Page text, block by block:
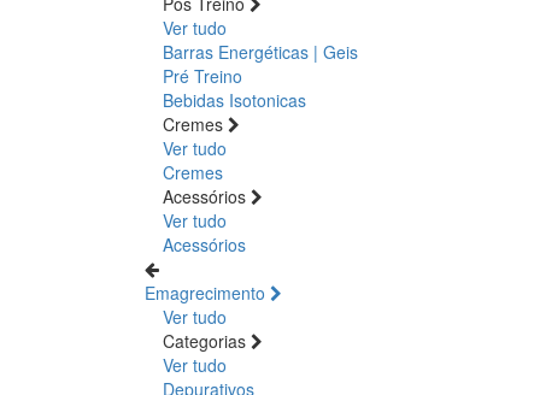
Ver tudo
Barras Energéticas | Geis
Pré Treino
Bebidas Isotonicas
Cremes
Ver tudo
Cremes
Acessórios
Ver tudo
Acessórios
Emagrecimento
Ver tudo
Categorias
Ver tudo
Depurativos